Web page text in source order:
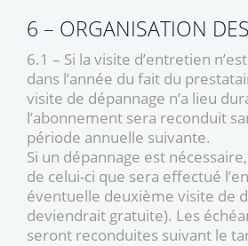
6 – ORGANISATION
6.1 – Si la visite d’entretien
dans l’année du fait du
visite de dépannage n’a lieu
l’abonnement sera reconduit
période annuelle suivante.
Si un dépannage est nécessaire,
de celui-ci que sera effectué
éventuelle deuxième visite de
deviendrait gratuite). Les
seront reconduites suivant le